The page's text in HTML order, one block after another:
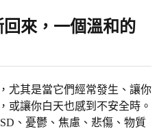
來，一個溫和的
尤其是當它們經常發生、讓你
或讓你白天也感到不安全時。
、憂鬱、焦慮、悲傷、物質